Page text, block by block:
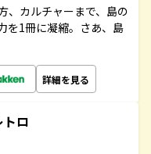
カルチャーまで、島の
を1冊に凝縮。さあ、島
詳細を見る
ロ